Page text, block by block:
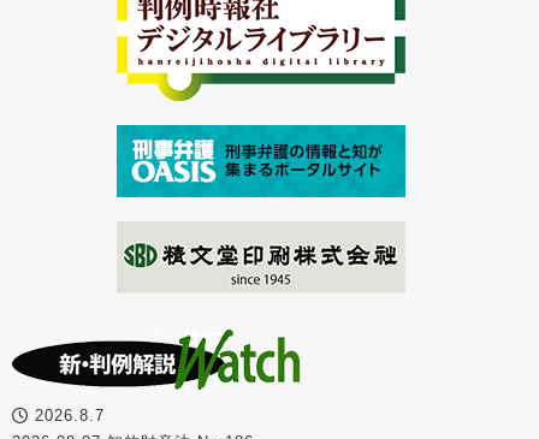
2026.8.7